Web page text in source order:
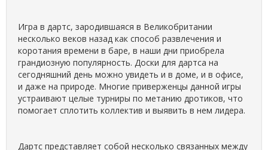
Игра в дартс, зародившаяся в Великобритании
несколько веков назад как способ развлечения и
коротания времени в баре, в наши дни приобрела
грандиозную популярность. Доски для дартса на
сегодняшний день можно увидеть и в доме, и в офисе,
и даже на природе. Многие приверженцы данной игры
устраивают целые турниры по метанию дротиков, что
помогает сплотить коллектив и выявить в нем лидера.
Дартс представляет собой несколько связанных между